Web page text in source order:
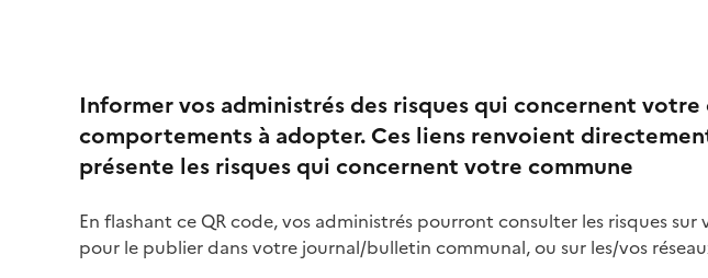
Informer vos administrés des risques qui concernent
comportements à adopter. Ces liens renvoient
présente les risques qui concernent votre commune
En flashant ce QR code, vos administrés pourront consulter les risques
pour le publier dans votre journal/bulletin communal, ou sur les/vos